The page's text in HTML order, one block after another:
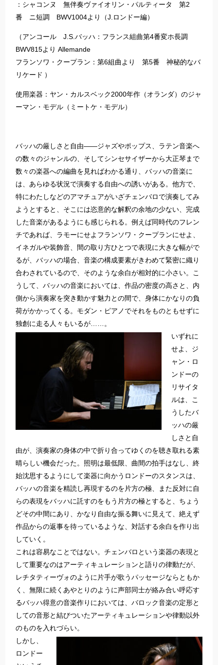
：シャコンヌ 無伴奏ヴァイオリン・パルティータ 第2
番 ニ短調 BWV1004より（J.ロンドー編）
（アンコール J.S.バッハ：フランス組曲第4番変ホ長調
BWV815より Allemande
フランソワ・クープラン：第6組曲より 第5番 神秘的なバ
リケード ）
使用楽器：ヤン・カルスベック2000年作（オランダ）のジャ
ーマン・モデル（ミートケ・モデル）
バッハの厳しさと自由――ジャズやポップス、ラテン音楽へ
の数々のジャンルの、そしてシンセサイザーから大正琴まで
数々の楽器への編曲を見ればわかる通り、バッハの音楽に
は、あらゆる状況で演奏する自由への誘いがある。他方で、
特にわたしなどのアマチュアがいざチェンバロで演奏してみ
ようとすると、そこには恣意的な解釈の余地の少ない、完成
した音楽があるようにも感じられる。例えば同時代のフレン
チであれば、ラモーにせよフランソワ・クープランにせよ、
イネガルや装飾音、間の取り方ひとつで表現に大きな幅がで
るが、バッハの場合、音楽の構成要素がきわめて緊密に織り
合わされているので、そのような余白が相対的に小さい。こ
うして、バッハの音楽においては、作品の密度の高さと、内
側から演奏家を突き動かす魅力との間で、身体にかなりの負
荷がかかってくる。モダン・ピアノでそれをものともせずに
独創に走る人々もいるが……。
いずれに
せよ、ジ
ャン・ロ
ンドーの
リサイタ
ルは、こ
うしたバ
ッハの厳
しさと自
由が、演奏家の身体の中で折り合ってゆくのを聴き取れる素
晴らしい機会だった。照明は最低限、曲間の拍手はなし、終
始沈思するようにして楽器に向かうロンドーのスタンスは、
バッハの音楽を精読し再現するのを片方の極、また反対に自
らの表現をバッハに託すのをもう片方の極とすると、ちょう
どその中間にあり、かなり自由な振る舞いに見えて、絶えず
作品からの返事を待っているような、対話する余白を作り出
していく。
これは容易なことではない。チェンバロという楽器の表現と
して重要なのはアーティキュレーションと語りの律動だが、
レチタティーヴォのように片手が歌うパッセージならともか
く、無限に続くあやとりのように声部同士が絡み合い呼応す
るバッハ得意の音楽作りにおいては、バロック音楽の定形と
しての音形と結びついたアーティキュレーションや律動以外
のものを入れづらい。
しかし、
ロンドー